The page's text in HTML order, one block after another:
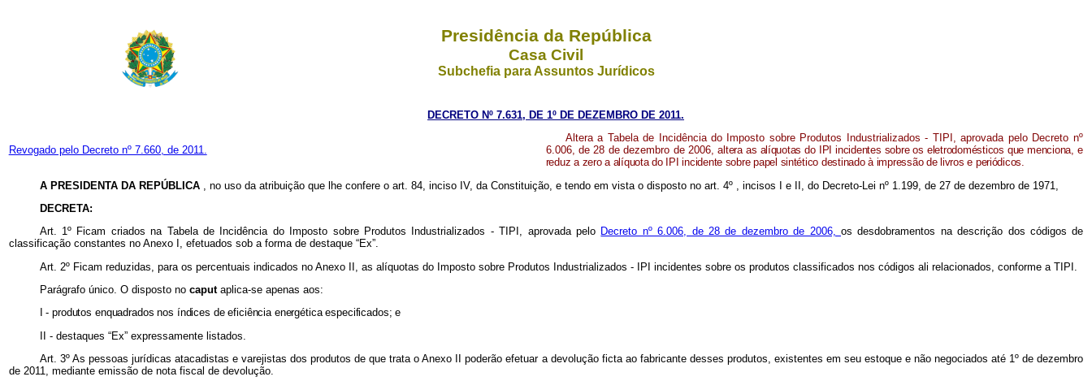
Presidência da República
Casa Civil
Subchefia para Assuntos Jurídicos
DECRETO Nº 7.631, DE 1º DE DEZEMBRO DE 2011.
Revogado pelo Decreto nº 7.660, de 2011.
Altera a Tabela de Incidência do Imposto sobre Produtos Industrializados - TIPI, aprovada pelo Decreto nº
6.006, de 28 de dezembro de 2006,altera as alíquotas do IPI incidentes sobre os eletrodomésticos que menciona, e
reduz a zero a alíquota do IPI incidente sobre papel sintético destinado à impressão de livros e periódicos.
A PRESIDENTA DA REPÚBLICA
, no uso da atribuição que lhe confere o art. 84, inciso IV, da Constituição, e tendo em vista o disposto no art. 4º , incisos I e II, do Decreto-Lei nº 1.199, de 27 de dezembro de 1971,
DECRETA:
Art. 1º Ficam criados na Tabela de Incidência do Imposto sobre Produtos Industrializados - TIPI, aprovada pelo Decreto nº 6.006, de 28 de dezembro de 2006, os desdobramentos na descrição dos códigos de
classificação constantes no Anexo I, efetuados sob a forma de destaque “Ex”.
Art. 2º Ficam reduzidas, para os percentuais indicados no Anexo II, as alíquotas do Imposto sobre Produtos Industrializados - IPI incidentes sobre os produtos classificados nos códigos ali relacionados, conforme a TIPI.
Parágrafo único. O disposto no caput aplica-se apenas aos:
I - produtos enquadrados nos índices de eficiência energética especificados; e
II - destaques “Ex” expressamente listados.
Art. 3º As pessoas jurídicas atacadistas e varejistas dos produtos de que trata o Anexo II poderão efetuar a devolução ficta ao fabricante desses produtos, existentes em seu estoque e não negociados até 1º de dezembro
de 2011, mediante emissão de nota fiscal de devolução.